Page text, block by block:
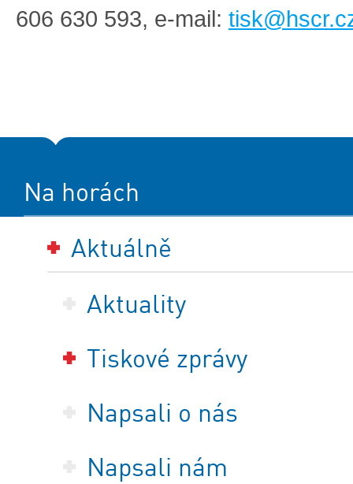
606 630 593, e-mail:
Na horách
Aktuálně
Aktuality
Tiskové zprávy
Napsali o nás
Napsali nám